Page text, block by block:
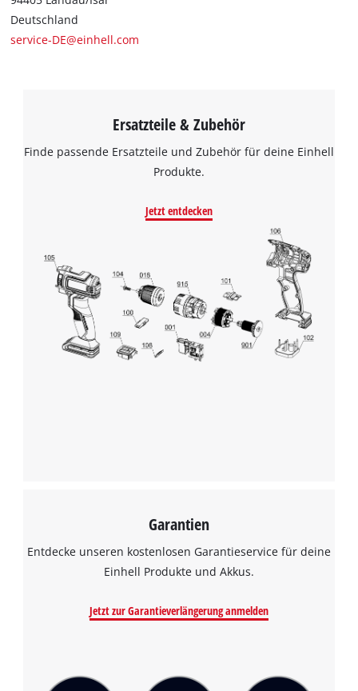
Deutschland
service-DE@einhell.com
Ersatzteile & Zubehör
Finde passende Ersatzteile und Zubehör für deine Einhell
Produkte.
Jetzt entdecken
Garantien
Entdecke unseren kostenlosen Garantieservice für deine
Einhell Produkte und Akkus.
Jetzt zur Garantieverlängerung anmelden